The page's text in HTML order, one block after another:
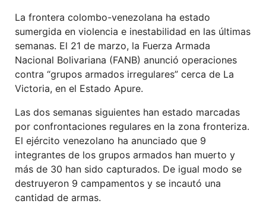
La frontera colombo-venezolana ha estado
sumergida en violencia e inestabilidad en las últimas
semanas. El 21 de marzo, la Fuerza Armada
Nacional Bolivariana (FANB) anunció operaciones
contra “grupos armados irregulares” cerca de La
Victoria, en el Estado Apure.
Las dos semanas siguientes han estado marcadas
por confrontaciones regulares en la zona fronteriza.
El ejército venezolano ha anunciado que 9
integrantes de los grupos armados han muerto y
más de 30 han sido capturados. De igual modo se
destruyeron 9 campamentos y se incautó una
cantidad de armas.